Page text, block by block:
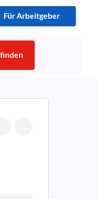
Für Arbeitgeber